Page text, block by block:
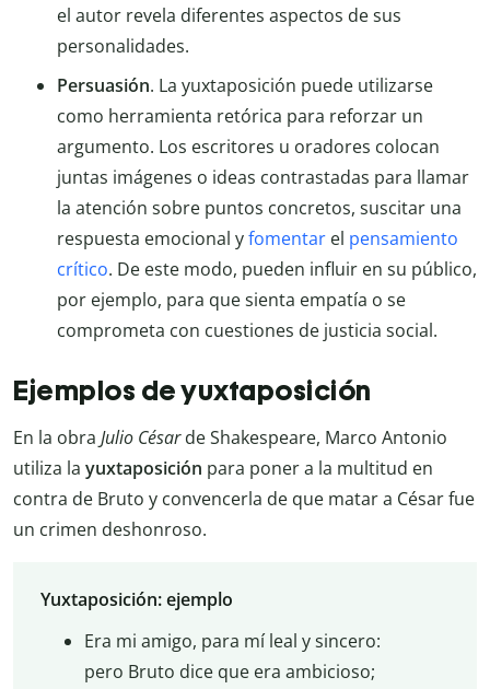
el autor revela diferentes aspectos de sus
personalidades.
Persuasión. La yuxtaposición puede utilizarse
como herramienta retórica para reforzar un
argumento. Los escritores u oradores colocan
juntas imágenes o ideas contrastadas para llamar
la atención sobre puntos concretos, suscitar una
respuesta emocional yfomentar el pensamiento
crítico. De este modo, pueden influir en su público,
por ejemplo, para que sienta empatía o se
comprometa con cuestiones de justicia social.
Ejemplos de yuxtaposición
En la obra Julio Césarde Shakespeare, Marco Antonio
utiliza la yuxtaposición para poner a la multitud en
contra de Bruto y convencerla de que matar a César fue
un crimen deshonroso.
Yuxtaposición: ejemplo
Era mi amigo, para mí leal y sincero:
pero Bruto dice que era ambicioso;